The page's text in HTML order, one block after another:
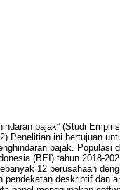
pajak” (Studi
Penelitian ini bertujuan
pajak. Populasi
(BEI) tahun 2018-
12 perusahaan
deskriptif dan